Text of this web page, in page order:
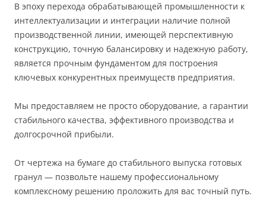
В эпоху перехода обрабатывающей промышленности к
интеллектуализации и интеграции наличие полной
производственной линии, имеющей перспективную
конструкцию, точную балансировку и надежную работу,
является прочным фундаментом для построения
ключевых конкурентных преимуществ предприятия.
Мы предоставляем не просто оборудование, а гарантии
стабильного качества, эффективного производства и
долгосрочной прибыли.
От чертежа на бумаге до стабильного выпуска готовых
гранул — позвольте нашему профессиональному
комплексному решению проложить для вас точный путь.